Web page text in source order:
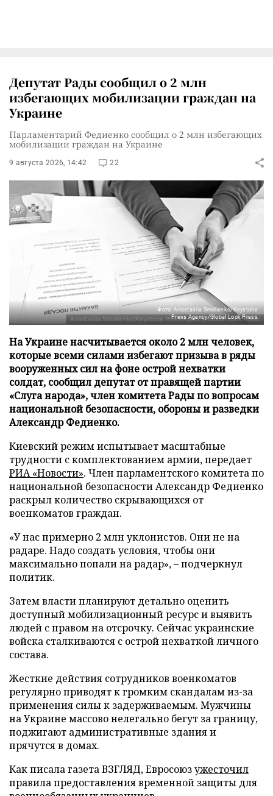
Депутат Рады сообщил о 2 млн
избегающих мобилизации граждан на
Украине
Парламентарий Федиенко сообщил о 2 млн избегающих
мобилизации граждан на Украине
9 августа 2026, 14:42 22
Фото: Anastasiia Smolienko/Keystone
Press Agency/Global Look Press
На Украине насчитывается около 2 млн человек,
которые всеми силами избегают призыва в ряды
вооруженных сил на фоне острой нехватки
солдат, сообщил депутат от правящей партии
«Слуга народа», член комитета Рады по вопросам
национальной безопасности, обороны и разведки
Александр Федиенко.
Киевский режим испытывает масштабные
трудности с комплектованием армии, передает
РИА «Новости». Член парламентского комитета по
национальной безопасности Александр Федиенко
раскрыл количество скрывающихся от
военкоматов граждан.
«У нас примерно 2 млн уклонистов. Они не на
радаре. Надо создать условия, чтобы они
максимально попали на радар», – подчеркнул
политик.
Затем власти планируют детально оценить
доступный мобилизационный ресурс и выявить
людей с правом на отсрочку. Сейчас украинские
войска сталкиваются с острой нехваткой личного
состава.
Жесткие действия сотрудников военкоматов
регулярно приводят к громким скандалам из-за
применения силы к задерживаемым. Мужчины
на Украине массово нелегально бегут за границу,
поджигают административные здания и
прячутся в домах.
Как писала газета ВЗГЛЯД, Евросоюзужесточил
правила предоставления временной защиты для